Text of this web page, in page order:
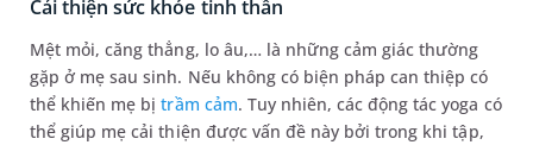
Cải thiện sức khỏe tinh thần
Mệt mỏi, căng thẳng, lo âu,… là những cảm giác thường
gặp ở mẹ sau sinh. Nếu không có biện pháp can thiệp có
thể khiến mẹ bịtrầm cảm. Tuy nhiên, các động tác yoga có
thể giúp mẹ cải thiện được vấn đề này bởi trong khi tập,